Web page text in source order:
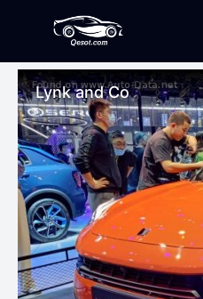
Lynk and Co